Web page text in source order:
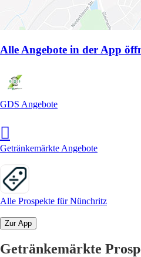
Alle Angebote in der App
GDS Angebote
Getränkemärkte Angebote
Alle Prospekte für Nünchritz
Zur App
Getränkemärkte